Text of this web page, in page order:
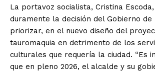
La portavoz socialista, Cristina
duramente la decisión del Gobierno de
priorizar, en el nuevo diseño del
tauromaquia en detrimento de los
culturales que requería la ciudad. “Es
que en pleno 2026, el alcalde y su